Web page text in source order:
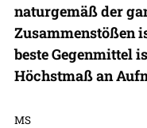
naturgemäß der
Zusammenstößen
beste Gegenmittel
Höchstmaß an
MS